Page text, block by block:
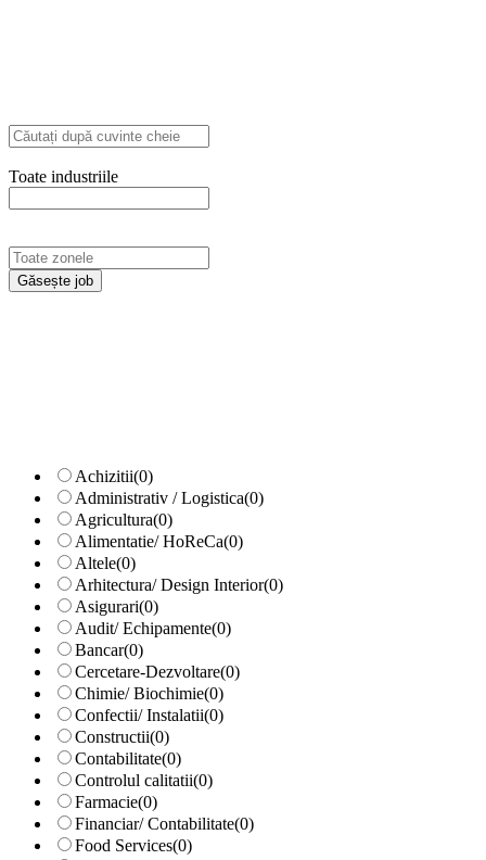
Toate industriile
Achizitii(0)
Administrativ / Logistica(0)
Agricultura(0)
Alimentatie/ HoReCa(0)
Altele(0)
Arhitectura/ Design Interior(0)
Asigurari(0)
Audit/ Echipamente(0)
Bancar(0)
Cercetare-Dezvoltare(0)
Chimie/ Biochimie(0)
Confectii/ Instalatii(0)
Constructii(0)
Contabilitate(0)
Controlul calitatii(0)
Farmacie(0)
Financiar/ Contabilitate(0)
Food Services(0)